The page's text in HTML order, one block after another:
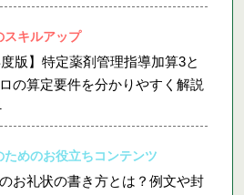
スキルアップ
度版】特定薬剤管理指導加算3と
の算定要件を分かりやすく解説
ためのお役立ちコンテンツ
お礼状の書き方とは？例文や封